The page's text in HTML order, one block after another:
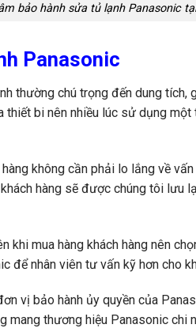
bảo hành sửa tủ lạnh Panasonic
Panasonic
thường chú trọng đến dung tích,
bi nên nhiều lúc sử dụng
không cần phải lo lắng về
hàng sẽ được chúng tôi lưu
khi mua hàng khách hàng nên
để nhân viên tư vấn kỹ hơn cho
vị bảo hành ủy quyền của
mang thương hiệu Panasonic chi